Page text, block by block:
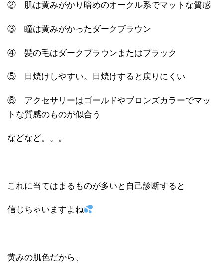
② 肌は黄みがかり暗めのオークル系でマットな質感
③ 瞳は黄みがかったダークブラウン
④ 髪の毛はダークブラウンまたはブラック
⑤ 日焼けしやすい。日焼けすると戻りにくい
⑥ アクセサリーはゴールドやブロンズカラーでマッ
トな質感のものが似合う
などなど。。。
これに当てはまるものが多いと自己診断すると
信じちゃいますよね
黄みの肌色だから、